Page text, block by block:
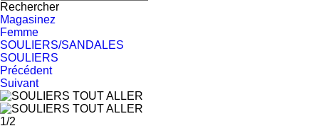
Rechercher
Magasinez
Femme
SOULIERS/SANDALES
SOULIERS
Précédent
Suivant
1/2